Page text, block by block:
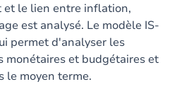
le lien entre inflation,
est analysé. Le modèle IS-
permet d'analyser les
monétaires et budgétaires et
le moyen terme.